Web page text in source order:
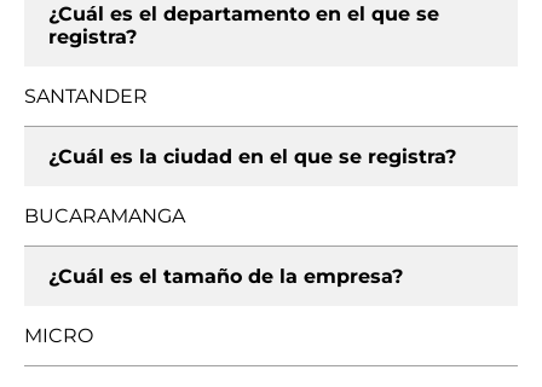
¿Cuál es el departamento en el que se
registra?
SANTANDER
¿Cuál es la ciudad en el que se registra?
BUCARAMANGA
¿Cuál es el tamaño de la empresa?
MICRO